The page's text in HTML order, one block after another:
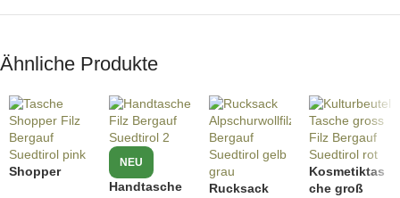
Ähnliche Produkte
Shopper
NEU
Handtasche Rucksack
Kosmetiktas
che groß